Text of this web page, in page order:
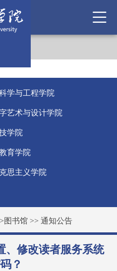
学与工程学院
艺术与设计学院
学院
育学院
思主义学院
图书馆 >>通知公告
、修改读者服务系统
？